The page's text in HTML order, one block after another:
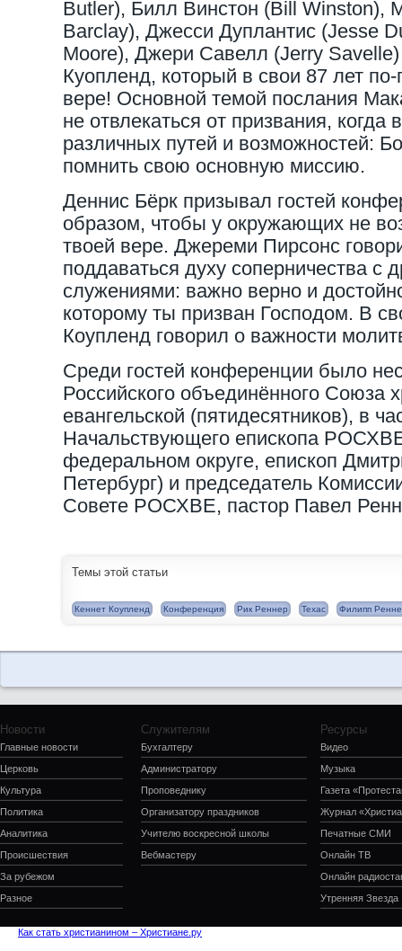
Butler), Билл Винстон (Bill Winston),
Barclay), Джесси Дуплантис (Jesse
Moore), Джери Савелл (Jerry
Куопленд, который в свои 87 лет
вере! Основной темой послания
не отвлекаться от призвания, когда
различных путей и возможностей:
помнить свою основную миссию.
Деннис Бёрк призывал гостей
образом, чтобы у окружающих не
твоей вере. Джереми Пирсонс
поддаваться духу соперничества с
служениями: важно верно и
которому ты призван Господом. В
Коупленд говорил о важности
Среди гостей конференции было
Российского объединённого Союза
евангельской (пятидесятников), в
Начальствующего епископа
федеральном округе, епископ
Петербург) и председатель
Совете РОСХВЕ, пастор Павел
Темы этой статьи
Кеннет Коупленд Конференция Рик Реннер Техас Филипп
Новости
Главные новости
Церковь
Культура
Политика
Аналитика
Происшествия
За рубежом
Разное
Служителям
Бухгалтеру
Администратору
Проповеднику
Организатору праздников
Учителю воскресной школы
Вебмастеру
Ресурсы
Видео
Музыка
Газета
Журнал
Печатные СМИ
Онлайн ТВ
Онлайн
Утренняя Звезда
Как стать христианином – Христиане.ру